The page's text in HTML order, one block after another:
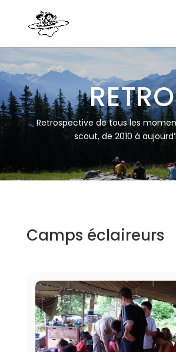
RETRO
Retrospective de tous les
scout, de 2010 à
Camps éclaireurs